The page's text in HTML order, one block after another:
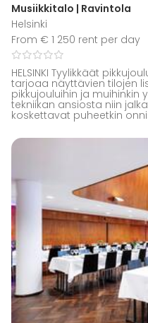
Musiikkitalo | Ravintola
Helsinki
From € 1 250 rent per day
HELSINKI Tyylikkäät
tarjoaa näyttävien tilojen
pikkujouluihin ja muihinkin
tekniikan ansiosta niin
koskettavat puheetkin